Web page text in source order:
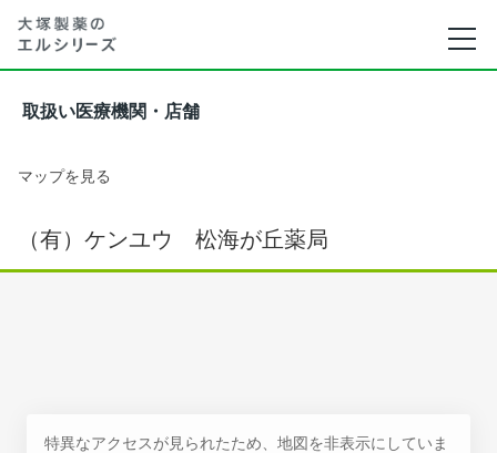
取扱い医療機関・店舗
マップを見る
（有）ケンユウ 松海が丘薬局
特異なアクセスが見られたため、地図を非表示にしていま